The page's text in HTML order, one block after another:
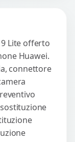
Lite offerto
Huawei.
connettore